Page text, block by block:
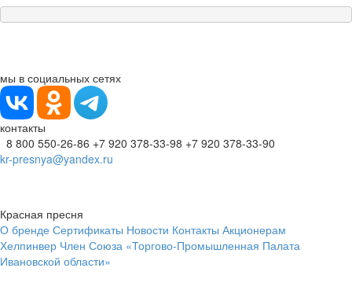
мы в социальных сетях
контакты
8 800 550-26-86 +7 920 378-33-98 +7 920 378-33-90
kr-presnya@yandex.ru
Красная пресня
О бренде Сертификаты Новости Контакты Акционерам
Хелпинвер Член Союза «Торгово-Промышленная Палата
Ивановской области»